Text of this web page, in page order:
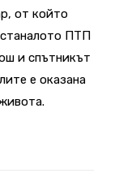
от който
ПТП
и спътникът
е оказана